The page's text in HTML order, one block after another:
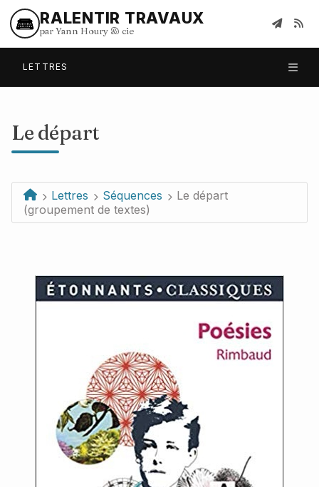
RALENTIR TRAVAUX
par Yann Houry & cie
LETTRES
Le départ
Lettres Séquences
Le départ
(groupement de textes)